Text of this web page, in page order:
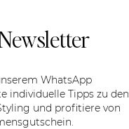
WhatsApp
individuelle Tipps zu den
und profitiere von